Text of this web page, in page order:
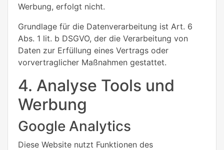
Werbung, erfolgt nicht.
Grundlage für die Datenverarbeitung ist Art. 6
Abs. 1 lit. b DSGVO, der die Verarbeitung von
Daten zur Erfüllung eines Vertrags oder
vorvertraglicher Maßnahmen gestattet.
4. Analyse Tools und
Werbung
Google Analytics
Diese Website nutzt Funktionen des